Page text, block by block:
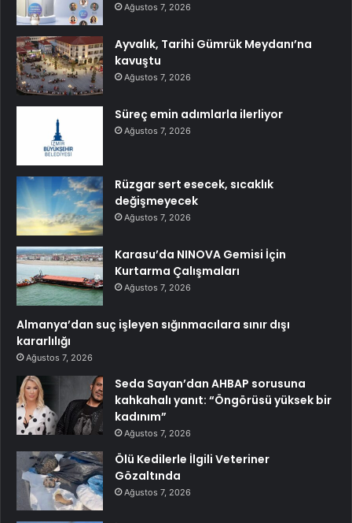
Ağustos 7, 2026
Ayvalık, Tarihi Gümrük Meydanı’na
kavuştu
Ağustos 7, 2026
Süreç emin adımlarla ilerliyor
Ağustos 7, 2026
Rüzgar sert esecek, sıcaklık
değişmeyecek
Ağustos 7, 2026
Karasu’da NINOVA Gemisi İçin
Kurtarma Çalışmaları
Ağustos 7, 2026
Almanya’dan suç işleyen sığınmacılara sınır dışı
kararlılığı
Ağustos 7, 2026
Seda Sayan’dan AHBAP sorusuna
kahkahalı yanıt: “Öngörüsü yüksek bir
kadınım”
Ağustos 7, 2026
Ölü Kedilerle İlgili Veteriner
Gözaltında
Ağustos 7, 2026